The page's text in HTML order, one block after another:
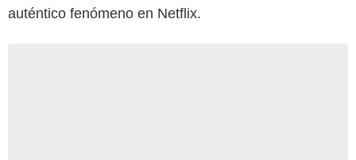
auténtico fenómeno en Netflix.